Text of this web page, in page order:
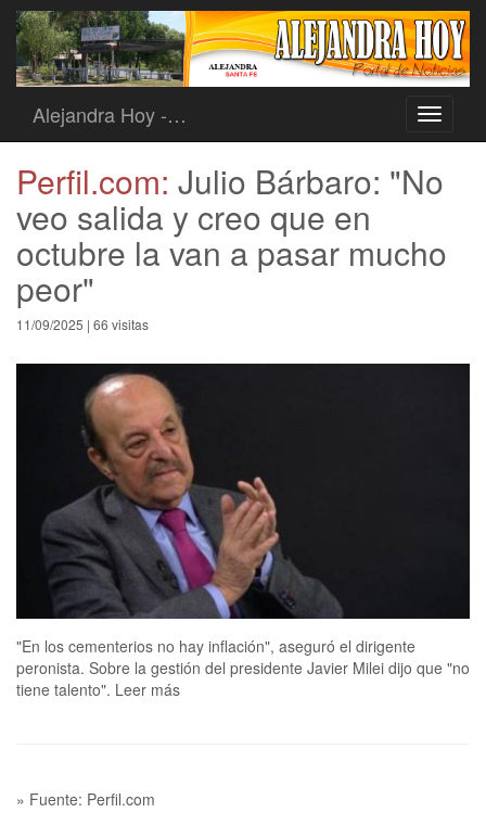
Toggle
Alejandra Hoy -…
Perfil.com: Julio Bárbaro: "No
veo salida y creo que en
octubre la van a pasar mucho
peor"
11/09/2025 | 66 visitas
"En los cementerios no hay inflación", aseguró el dirigente
peronista. Sobre la gestión del presidente Javier Milei dijo que "no
tiene talento". Leer más
» Fuente: Perfil.com